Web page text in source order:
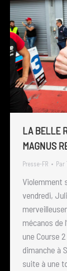
LA BELLE
MAGNUS
Presse-FR Par
Violemment
vendredi,
mécanos de
une Course
dimanche à
suite à une